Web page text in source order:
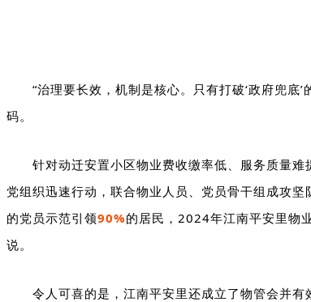
“治理要长效，机制是核心。只有打破‘政府兜底
码。
针对动迁安置小区物业费收缴率低、服务质量难
党组织迅速行动，联合物业人员、党员骨干组成攻
的党员示范引领90%的居民， 2024年江南平安里物
说。
令人可喜的是，江南平安里还成立了物管会并